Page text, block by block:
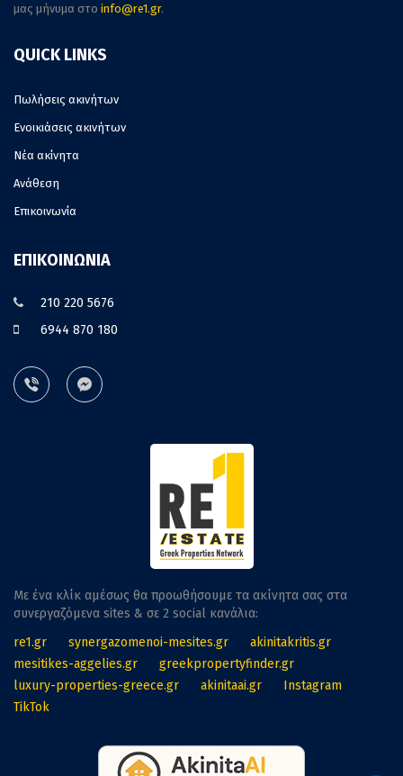
μας μήνυμα στο info@re1.gr.
QUICK LINKS
Πωλήσεις ακινήτων
Ενοικιάσεις ακινήτων
Νέα ακίνητα
Ανάθεση
Επικοινωνία
ΕΠΙΚΟΙΝΩΝΙΑ
210 220 5676
6944 870 180
Με ένα κλίκ αμέσως θα προωθήσουμε τα ακίνητα σας στα
συνεργαζόμενα sites & σε 2 social κανάλια:
re1.gr
synergazomenoi-mesites.gr
akinitakritis.gr
mesitikes-aggelies.gr
greekpropertyfinder.gr
luxury-properties-greece.gr
akinitaai.gr
Instagram
TikTok